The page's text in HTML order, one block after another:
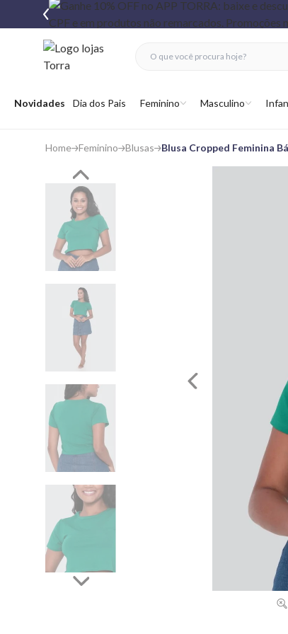
Abrir menu
Novidades Dia dos Pais Feminino Masculino
fechar menu
fechar menu
favoritos
Home Feminino Blusas Blusa Cropped Feminina